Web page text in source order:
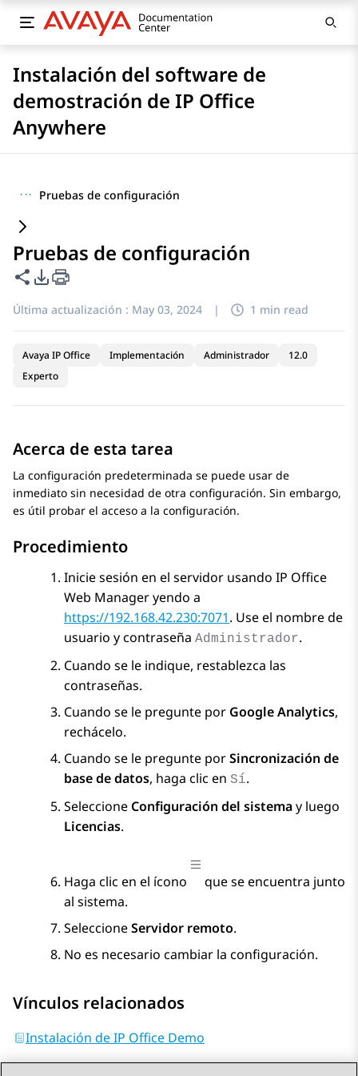
Instalación del software de
demostración de IP Office
Anywhere
··· Pruebas de configuración
Pruebas de configuración
Compartir esta página
Opciones de exportación de PDF
Última actualización : May 03, 2024 | 1 min read
Avaya IP Office Implementación Administrador
12.0
Experto
Acerca de esta tarea
La configuración predeterminada se puede usar de
inmediato sin necesidad de otra configuración. Sin embargo,
es útil probar el acceso a la configuración.
Procedimiento
Inicie sesión en el servidor usando IP Office
Web Manageryendo a
https://192.168.42.230:7071. Use el nombre de
usuario y contraseña Administrador.
Cuando se le indique, restablezca las
contraseñas.
Cuando se le pregunte por Google Analytics,
rechácelo.
Cuando se le pregunte porSincronización de
base de datos, haga clic en Sí.
Seleccione Configuración del sistemay luego
Licencias.
Haga clic en el ícono
que se encuentra junto
al sistema.
SeleccioneServidor remoto.
No es necesario cambiar la configuración.
Vínculos relacionados
Instalación de IP Office Demo